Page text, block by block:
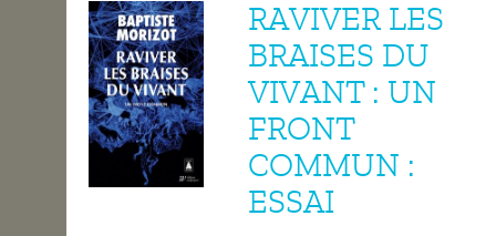
L'ÉCOLE
ENSEIGNEMENT
INTERNATIONAL
RAVIVER LES
BRAISES DU
VIVANT : UN
FRONT
COMMUN :
ESSAI